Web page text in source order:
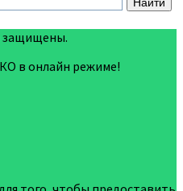
защищены.
в онлайн режиме!